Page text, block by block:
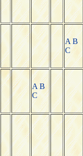
A B
C
A B
C